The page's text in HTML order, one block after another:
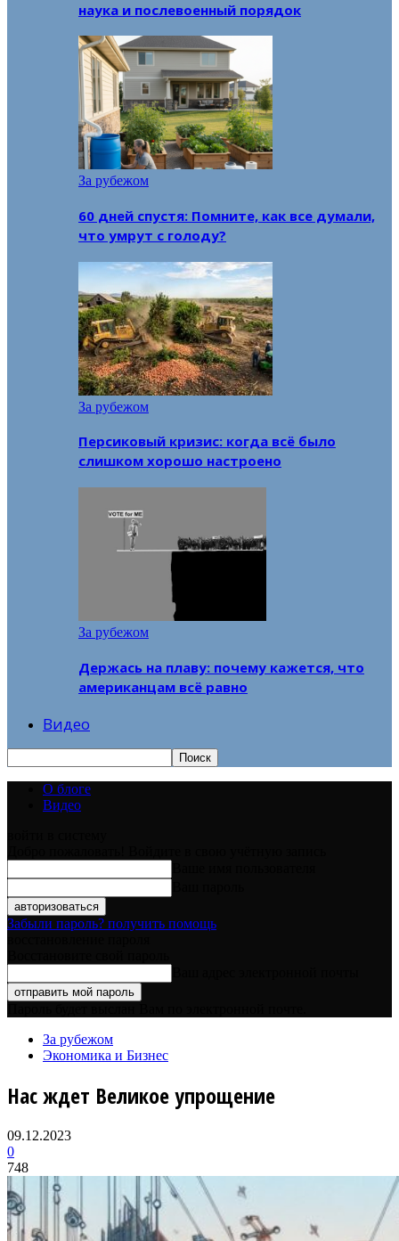
наука и послевоенный порядок
За рубежом
60 дней спустя: Помните, как все думали,
что умрут с голоду?
За рубежом
Персиковый кризис: когда всё было
слишком хорошо настроено
За рубежом
Держась на плаву: почему кажется, что
американцам всё равно
Видео
О блоге
Видео
Забыли пароль? получить помощь
За рубежом
Экономика и Бизнес
Нас ждет Великое упрощение
09.12.2023
0
748